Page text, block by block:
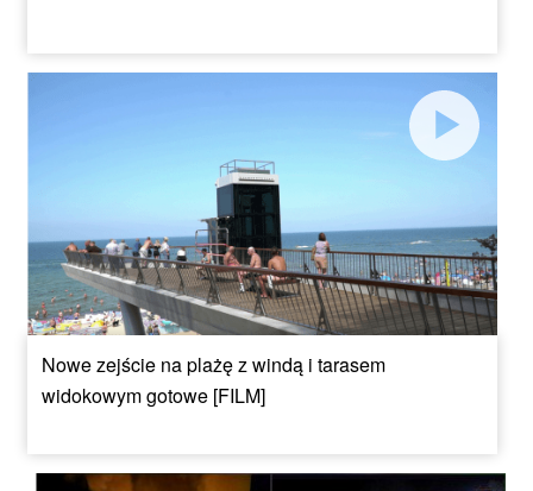
Nowe zejście na plażę z windą i tarasem
widokowym gotowe [FILM]